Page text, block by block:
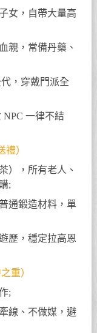
女，自帶大量高
親，常備丹藥、
，穿戴門派全
NPC 一律不結
禮）
），所有老人、
;
通鍛造材料，單
歷，穩定拉高恩
重）
;
線、不做媒，避